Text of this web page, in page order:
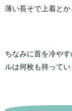
薄い長そで上着とか
ちなみに首を冷や
ルは何枚も持ってい